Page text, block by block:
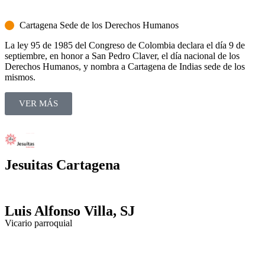
Cartagena Sede de los Derechos Humanos
La ley 95 de 1985 del Congreso de Colombia declara el día 9 de
septiembre, en honor a San Pedro Claver, el día nacional de los
Derechos Humanos, y nombra a Cartagena de Indias sede de los
mismos.
VER MÁS
Jesuitas Cartagena
Luis Alfonso Villa, SJ
Vicario parroquial